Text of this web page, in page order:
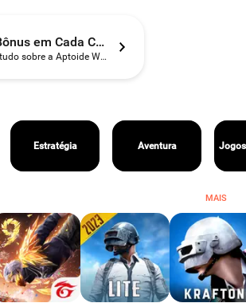
Um Bônus em Cada Compra
Saiba tudo sobre a Aptoide Wallet
Estratégia Aventura
MAIS